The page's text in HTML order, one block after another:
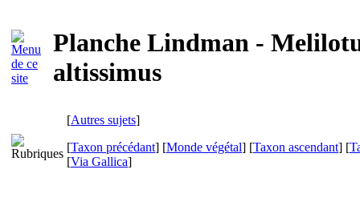
Planche Lindman -
altissimus
[Autres sujets]
[Taxon précédant] [Monde végétal] [Taxon ascendant] [
[Via Gallica]